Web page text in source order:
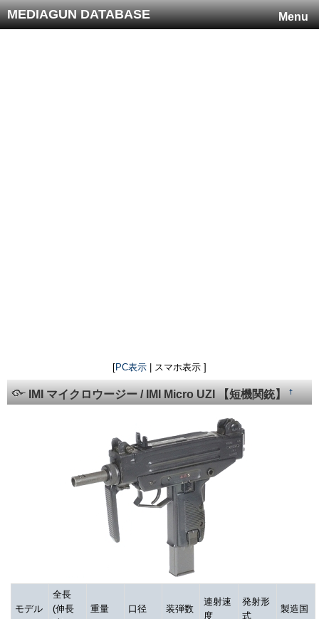
Menu
MEDIAGUN DATABASE
[PC表示 | スマホ表示 ]
IMI マイクロウージー / IMI Micro UZI 【短機関銃】†
モデル
全長
(伸長
重量 口径 装弾数
連射速
度
発射形
式
製造国